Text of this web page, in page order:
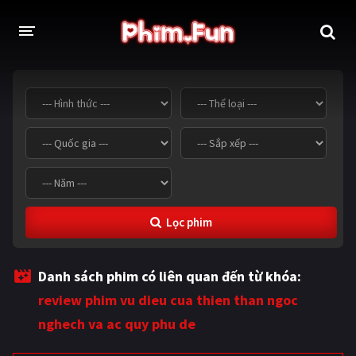
THỂ LOẠI
Thần thoại - Cổ trang Hành động
Tâm lý Chiến tranh
Võ thuật - Kiếm hiệp
Tội phạm - Hình sự
Viễn tưởng Khoa học - Tài liệu
Hoạt hình Thể thao
Tình cảm - Lãng mạn Kỳ ảo
Lọc phim
Danh sách phim có liên quan đến từ khóa:
review phim vu dieu cua thien than ngoc
nghech va ac quy phu de